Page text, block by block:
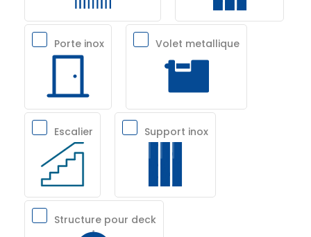
Porte inox Volet metallique
Escalier Support inox
Structure pour deck